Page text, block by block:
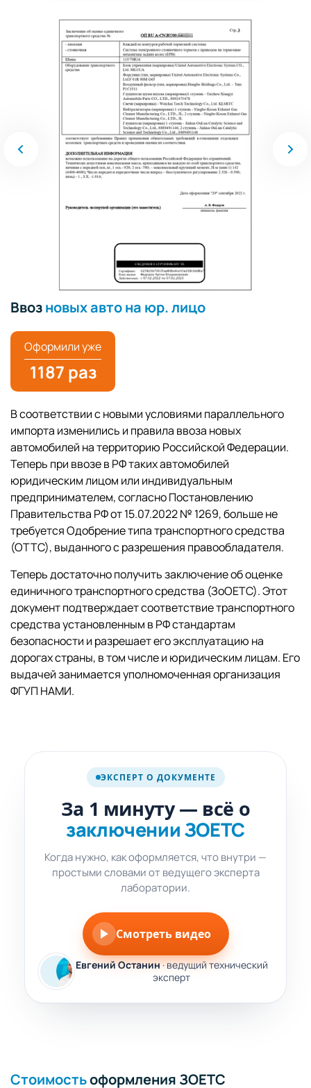
Ввозновых авто на юр. лицо
Оформили уже
1187 раз
В соответствии с новыми условиями параллельного
импорта изменились и правила ввоза новых
автомобилей на территорию Российской Федерации.
Теперь при ввозе в РФ таких автомобилей
юридическим лицом или индивидуальным
предпринимателем, согласно Постановлению
Правительства РФ от 15.07.2022 № 1269, больше не
требуется Одобрение типа транспортного средства
(ОТТС), выданного с разрешения правообладателя.
Теперь достаточно получить заключение об оценке
единичного транспортного средства (ЗоОЕТС). Этот
документ подтверждает соответствие транспортного
средства установленным в РФ стандартам
безопасности и разрешает его эксплуатацию на
дорогах страны, в том числе и юридическим лицам. Его
выдачей занимается уполномоченная организация
ФГУП НАМИ.
SHORT ·1 мин
ЗОЕТС
ЭКСПЕРТ О ДОКУМЕНТЕ
За 1 минуту — всё о
заключении ЗОЕТС
Когда нужно, как оформляется, что внутри —
простыми словами от ведущего эксперта
лаборатории.
Смотреть видео
Евгений Останин· ведущий технический
эксперт
Стоимостьоформления ЗОЕТС